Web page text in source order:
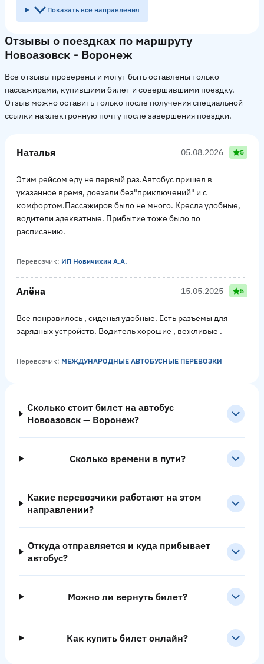
Показать все направления
Отзывы о поездках по маршруту
Новоазовск - Воронеж
Все отзывы проверены и могут быть оставлены только
пассажирами, купившими билет и совершившими поездку.
Отзыв можно оставить только после получения специальной
ссылки на электронную почту после завершения поездки.
Наталья 05.08.2026 5
Этим рейсом еду не первый раз.Автобус пришел в
указанное время, доехали без"приключений" и с
комфортом.Пассажиров было не много. Кресла удобные,
водители адекватные. Прибытие тоже было по
расписанию.
Перевозчик: ИП Новичихин А.А.
Алёна 15.05.2025 5
Все понравилось , сиденья удобные. Есть разъемы для
зарядных устройств. Водитель хорошие , вежливые .
Перевозчик: МЕЖДУНАРОДНЫЕ АВТОБУСНЫЕ ПЕРЕВОЗКИ
Сколько стоит билет на автобус
Новоазовск — Воронеж?
Сколько времени в пути?
Какие перевозчики работают на этом
направлении?
Откуда отправляется и куда прибывает
автобус?
Можно ли вернуть билет?
Как купить билет онлайн?